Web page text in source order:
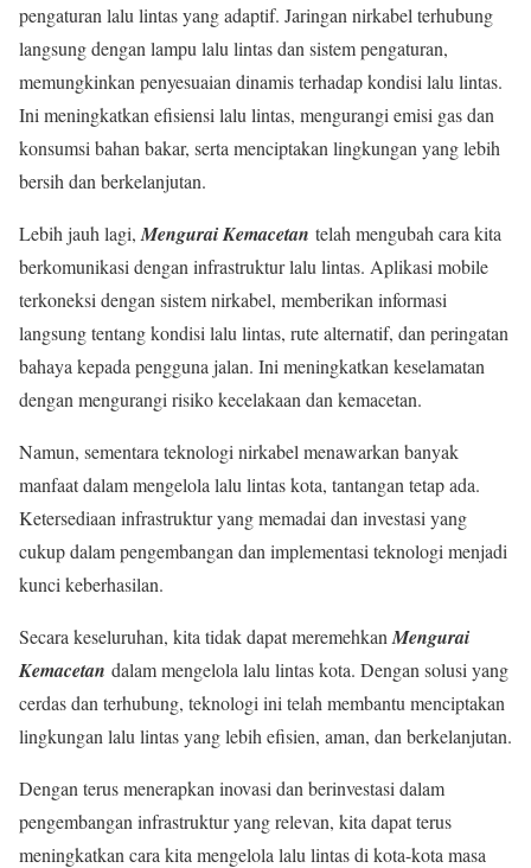
pengaturan lalu lintas yang adaptif. Jaringan nirkabel terhubung
langsung dengan lampu lalu lintas dan sistem pengaturan,
memungkinkan penyesuaian dinamis terhadap kondisi lalu lintas.
Ini meningkatkan efisiensi lalu lintas, mengurangi emisi gas dan
konsumsi bahan bakar, serta menciptakan lingkungan yang lebih
bersih dan berkelanjutan.
Lebih jauh lagi, Mengurai Kemacetan telah mengubah cara kita
berkomunikasi dengan infrastruktur lalu lintas. Aplikasi mobile
terkoneksi dengan sistem nirkabel, memberikan informasi
langsung tentang kondisi lalu lintas, rute alternatif, dan peringatan
bahaya kepada pengguna jalan. Ini meningkatkan keselamatan
dengan mengurangi risiko kecelakaan dan kemacetan.
Namun, sementara teknologi nirkabel menawarkan banyak
manfaat dalam mengelola lalu lintas kota, tantangan tetap ada.
Ketersediaan infrastruktur yang memadai dan investasi yang
cukup dalam pengembangan dan implementasi teknologi menjadi
kunci keberhasilan.
Secara keseluruhan, kita tidak dapat meremehkan Mengurai
Kemacetan dalam mengelola lalu lintas kota. Dengan solusi yang
cerdas dan terhubung, teknologi ini telah membantu menciptakan
lingkungan lalu lintas yang lebih efisien, aman, dan berkelanjutan.
Dengan terus menerapkan inovasi dan berinvestasi dalam
pengembangan infrastruktur yang relevan, kita dapat terus
meningkatkan cara kita mengelola lalu lintas di kota-kota masa